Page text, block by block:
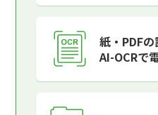
紙・PDF
AI-OCRで